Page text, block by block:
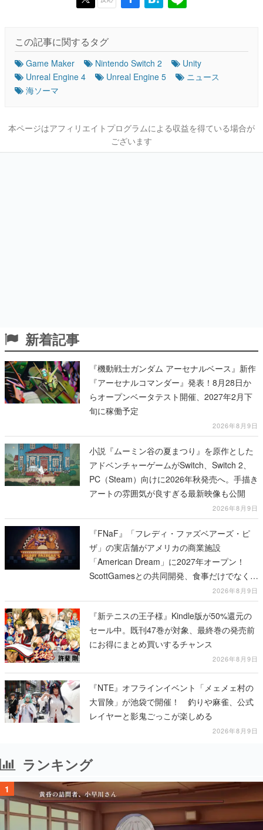
この記事に関するタグ
Game Maker Nintendo Switch 2
Unity
Unreal Engine 4
Unreal Engine 5
ニュース
海ソーマ
本ページはアフィリエイトプログラムによる収益を得ている場合が
ございます
新着記事
『機動戦士ガンダム アーセナルベース』新作
『アーセナルコマンダー』発表！8月28日か
らオープンベータテスト開催、2027年2月下
旬に稼働予定
2026年8月9日
小説『ムーミン谷の夏まつり』を原作とした
アドベンチャーゲームがSwitch、Switch 2、
PC（Steam）向けに2026年秋発売へ。手描き
アートの雰囲気が良すぎる最新映像も公開
2026年8月9日
『FNaF』「フレディ・ファズベアーズ・ピ
ザ」の実店舗がアメリカの商業施設
「American Dream」に2027年オープン！
ScottGamesとの共同開発、食事だけでなくス
テージショーや没入型のホラー体験も楽しめ
る
2026年8月9日
『新テニスの王子様』Kindle版が50%還元の
セール中。既刊47巻が対象、最終巻の発売前
にお得にまとめ買いするチャンス
2026年8月9日
『NTE』オフラインイベント「メェメェ村の
大冒険」が池袋で開催！ 釣りや麻雀、公式
レイヤーと影鬼ごっこが楽しめる
2026年8月9日
ランキング
1